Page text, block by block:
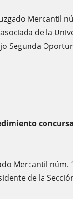
Mercantil
de la
Segunda
Mercantil núm.
de la